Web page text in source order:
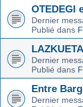
OTEDEGI
Dernier
Publié dans
Dernier
Publié dans
Entre
Dernier